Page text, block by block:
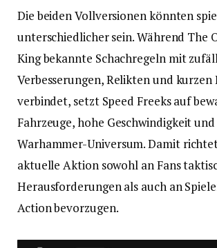
Die beiden Vollversionen könnten
unterschiedlicher sein. Während The
King bekannte Schachregeln mit
Verbesserungen, Relikten und
verbindet, setzt Speed Freeks auf
Fahrzeuge, hohe Geschwindigkeit
Warhammer-Universum. Damit
aktuelle Aktion sowohl an Fans
Herausforderungen als auch an
Action bevorzugen.